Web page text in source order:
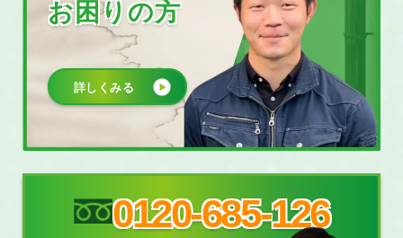
お困りの方
詳しくみる
0120-685-126